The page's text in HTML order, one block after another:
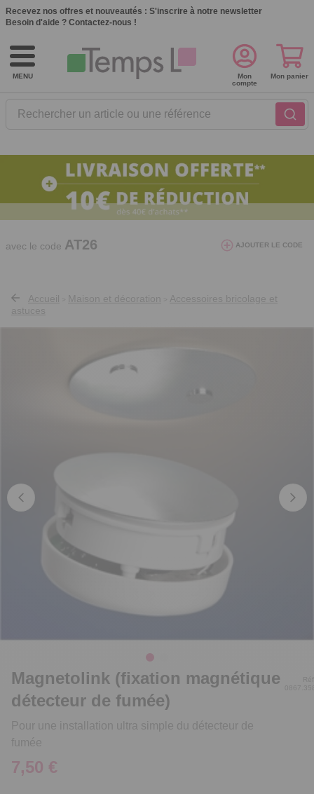
Recevez nos offres et nouveautés : S'inscrire à notre newsletter
Besoin d'aide ? Contactez-nous !
MENU
Rechercher un article ou une référence
Mon
compte
Mon panier
10€ de réduction dès 40€ d'achat. Offre
valable du 03/08/2026 au 12/08/2026.
avec le code AT26 AJOUTER LE CODE
Accueil Maison et décoration
Accessoires bricolage et
astuces
Magnetolink (fixation magnétique
détecteur de fumée)
Pour une installation ultra simple du détecteur de
fumée
7,50 €